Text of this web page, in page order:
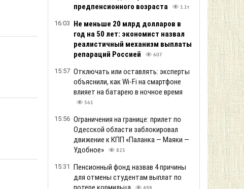
предпенсионного возраста
1.1т
16:03 Не меньше 20 млрд долларов в
год на 50 лет: экономист назвал
реалистичный механизм выплаты
репараций Россией
607
15:57 Отключать или оставлять: эксперты
объяснили, как Wi-Fi на смартфоне
влияет на батарею в ночное время
561
15:56 Ограничения на границе: прилет по
Одесской области заблокировал
движение к КПП «Паланка — Маяки —
Удобное»
825
15:31 Пенсионный фонд назвав 4 причины
для отмены студентам выплат по